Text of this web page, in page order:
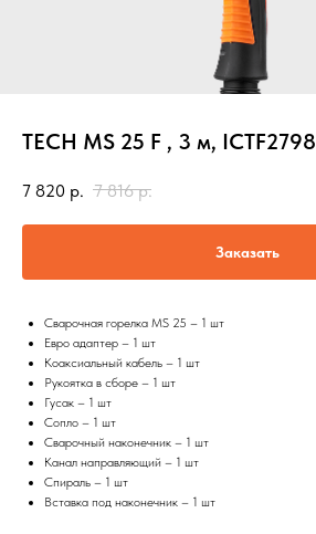
TECH MS 25 F , 3 м, ICTF2798
7 820 р. 7 816 р.
Заказать
Сварочная горелка MS 25 – 1 шт
Евро адаптер – 1 шт
Коаксиальный кабель – 1 шт
Рукоятка в сборе – 1 шт
Гусак – 1 шт
Сопло – 1 шт
Сварочный наконечник – 1 шт
Канал направляющий – 1 шт
Спираль – 1 шт
Вставка под наконечник – 1 шт